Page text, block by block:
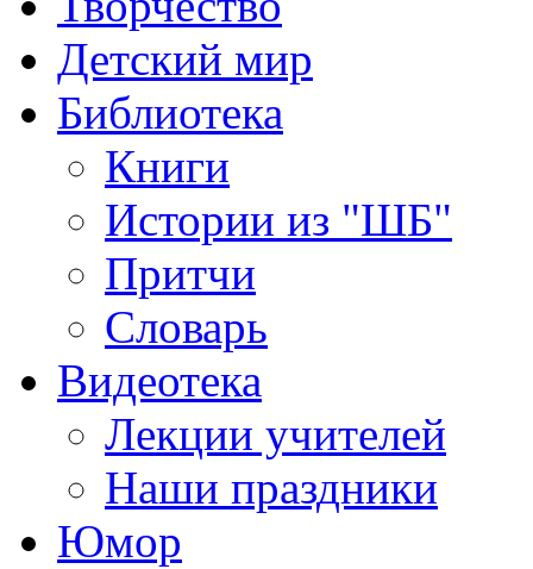
Детский мир
Библиотека
Книги
Истории из "ШБ"
Притчи
Словарь
Видеотека
Лекции учителей
Наши праздники
Юмор